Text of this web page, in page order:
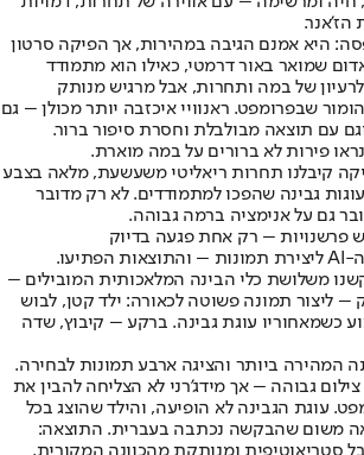
הז’אנר.
היא אמנם הגיבה במהירות, אך הפיקה סרטון
שמואר באור דרמטי, כאילו הוא מתמודד
לרעיון של במה ותחרות, אבל מרגיש מנותק
שבפרומפט. ראנוויי איכזבה יותר מכולן – גם
עם תוצאה מבולבלת וחסרת סיפור ברור.
נראו פירות לא ברורים על במה מוארת.
קיבלנו תחרות ריאליטי משעשעת, מלאה בצבע
גבינה שהפכו למתמודדים. לא רק מדובר
גם על אנימציה ברמה גבוהה.
פרשנויות – רק אחת פגעה בדיוק
השווינו בין שלושת כלי ה-AI ליצירת תמונות – והתוצאות הפתיעו.
משלושת כלי הבינה המלאכותית המובילים –
– ליצור תמונה פשוטה לכאורה: ילד קטן, לבוש
כשמאחוריו עוגת גבינה. ברקע – קיבוץ, שדה
המהירה ביותר והציגה ארבע תמונות לבחירה.
גבוהה – אך מידג'רני לא הצליחה להבין את
עוגת הגבינה לא הופיעה, והילד שהוצג בכל
משום שהבקשה נכתבה בעברית. התוצאה: